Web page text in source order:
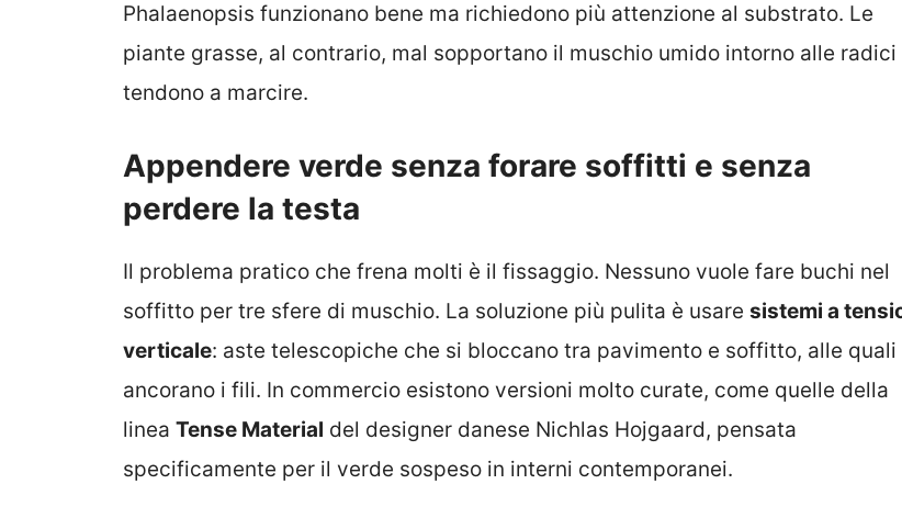
Phalaenopsis funzionano bene ma richiedono più attenzione al substrato. Le
piante grasse, al contrario, mal sopportano il muschio umido intorno alle radici
tendono a marcire.
Appendere verde senza forare soffitti e senza
perdere la testa
Il problema pratico che frena molti è il fissaggio. Nessuno vuole fare buchi nel
soffitto per tre sfere di muschio. La soluzione più pulita è usare sistemi a
verticale: aste telescopiche che si bloccano tra pavimento e soffitto, alle quali
ancorano i fili. In commercio esistono versioni molto curate, come quelle della
linea Tense Material del designer danese Nichlas Hojgaard, pensata
specificamente per il verde sospeso in interni contemporanei.